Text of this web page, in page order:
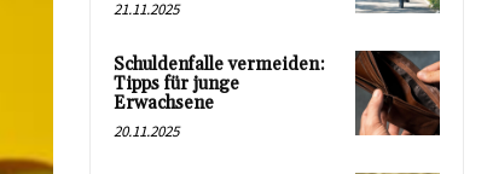
21.11.2025
Schuldenfalle vermeiden:
Tipps für junge
Erwachsene
20.11.2025